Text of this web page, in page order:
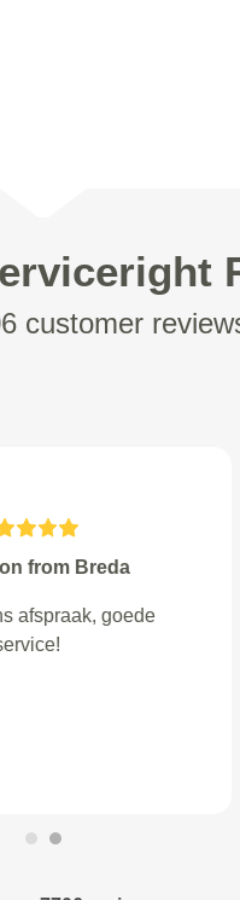
customer
from Huizen
mensen en
Top garage!